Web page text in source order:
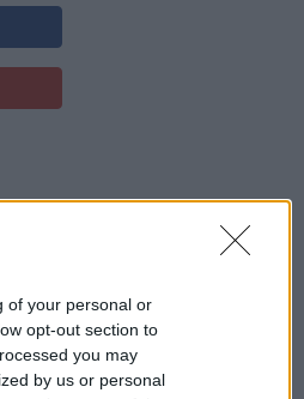
of your personal or
opt-out section to
you may
by us or personal